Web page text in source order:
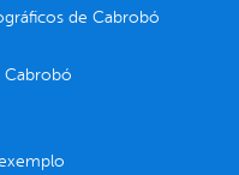
de Cabrobó
Cabrobó